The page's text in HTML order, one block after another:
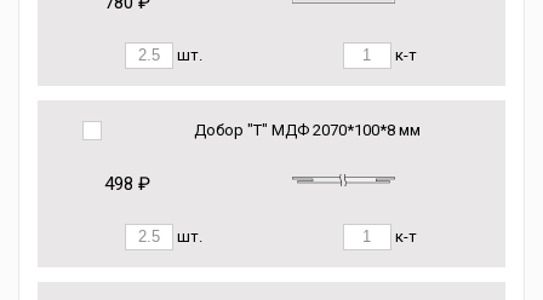
шт. к-т
Добор "Т" МДФ 2070*100*8 мм
498 ₽
шт. к-т